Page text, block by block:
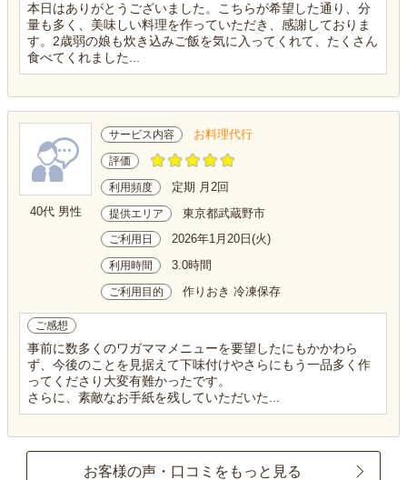
本日はありがとうございました。こちらが希望した通り、分
量も多く、美味しい料理を作っていただき、感謝しておりま
す。2歳弱の娘も炊き込みご飯を気に入ってくれて、たくさん
食べてくれました...
40代 男性
サービス内容 お料理代行
評価
利用頻度 定期 月2回
提供エリア 東京都武蔵野市
ご利用日 2026年1月20日(火)
利用時間 3.0時間
ご利用目的 作りおき 冷凍保存
ご感想
事前に数多くのワガママメニューを要望したにもかかわら
ず、今後のことを見据えて下味付けやさらにもう一品多く作
ってくださり大変有難かったです。
さらに、素敵なお手紙を残していただいた...
お客様の声・口コミをもっと見る